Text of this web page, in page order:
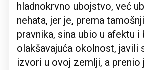
hladnokrvno ubojstvo, već
nehata, jer je, prema
pravnika, sina ubio u afektu i
olakšavajuća okolnost, javili
izvori u ovoj zemlji, a prenio